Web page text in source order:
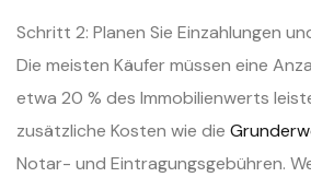
Schritt 2: Planen Sie Einzahlungen
Die meisten Käufer müssen eine
etwa 20 % des Immobilienwerts
zusätzliche Kosten wie die
Notar- und Eintragungsgebühren.